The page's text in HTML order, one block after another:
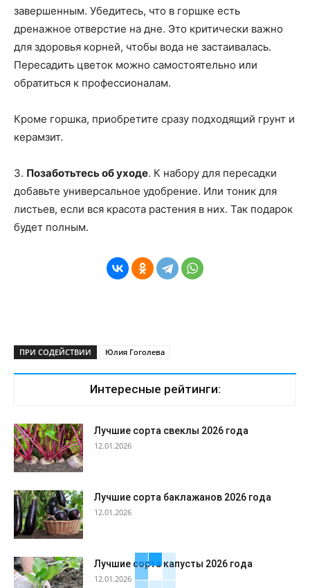
завершенным. Убедитесь, что в горшке есть
дренажное отверстие на дне. Это критически важно
для здоровья корней, чтобы вода не застаивалась.
Пересадить цветок можно самостоятельно или
обратиться к профессионалам.
Кроме горшка, приобретите сразу подходящий грунт и
керамзит.
3. Позаботьтесь об уходе. К набору для пересадки
добавьте универсальное удобрение. Или тоник для
листьев, если вся красота растения в них. Так подарок
будет полным.
ПРИ СОДЕЙСТВИИ Юлия Гоголева
Интересные рейтинги:
Лучшие сорта свеклы 2026 года
12.01.2026
Лучшие сорта баклажанов 2026 года
12.01.2026
Лучшие сорта капусты 2026 года
12.01.2026